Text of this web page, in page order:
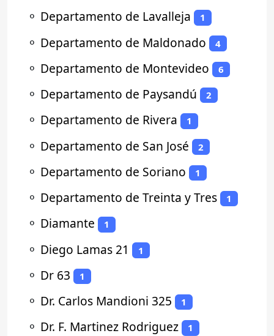
⚬ Departamento de Lavalleja 1
⚬ Departamento de Maldonado 4
⚬ Departamento de Montevideo 6
⚬ Departamento de Paysandú 2
⚬ Departamento de Rivera 1
⚬ Departamento de San José 2
⚬ Departamento de Soriano 1
⚬ Departamento de Treinta y Tres 1
⚬ Diamante 1
⚬ Diego Lamas 21 1
⚬ Dr 63 1
⚬ Dr. Carlos Mandioni 325 1
⚬ Dr. F. Martinez Rodriguez 1